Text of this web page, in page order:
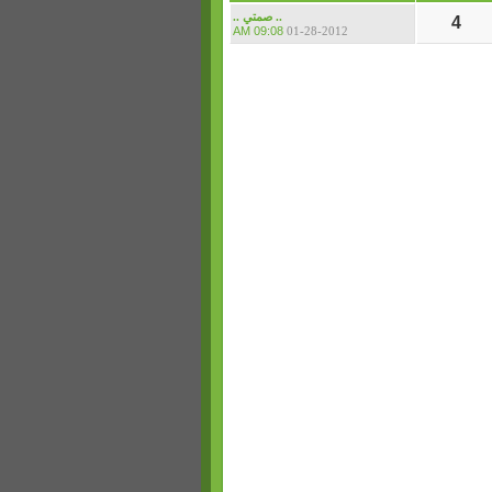
4
.. صمتي ..
01-28-2012
09:08 AM